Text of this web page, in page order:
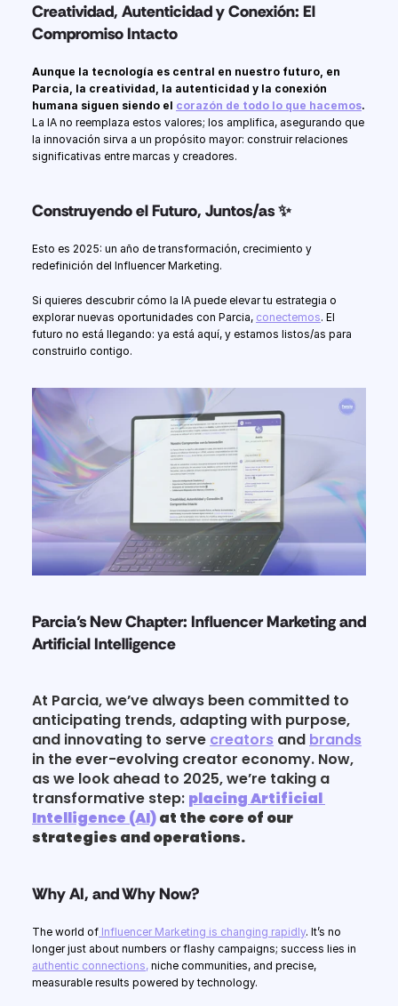
Creatividad, Autenticidad y Conexión: El
Compromiso Intacto
Aunque la tecnología es central en nuestro futuro, en
Parcia, la creatividad, la autenticidad y la conexión
humana siguen siendo el corazón de todo lo que hacemos
La IA no reemplaza estos valores; los amplifica, asegurando que
la innovación sirva a un propósito mayor: construir relaciones
significativas entre marcas y creadores.
Construyendo el Futuro, Juntos/as ✨
Esto es 2025: un año de transformación, crecimiento y
redefinición del Influencer Marketing.
Si quieres descubrir cómo la IA puede elevar tu estrategia o
explorar nuevas oportunidades con Parcia, conectemos. El
futuro no está llegando: ya está aquí, y estamos listos/as para
construirlo contigo.
Parcia’s New Chapter: Influencer Marketing and
Artificial Intelligence
At Parcia, we’ve always been committed to
anticipating trends, adapting with purpose,
and innovating to serve creators and brands
in the ever-evolving creator economy. Now,
as we look ahead to 2025, we’re taking a
transformative step: placing Artificial
Intelligence (AI) at the core of our
strategies and operations.
Why AI, and Why Now?
The world of Influencer Marketing is changing rapidly. It’s no
authentic connections, niche communities, and precise,
measurable results powered by technology.